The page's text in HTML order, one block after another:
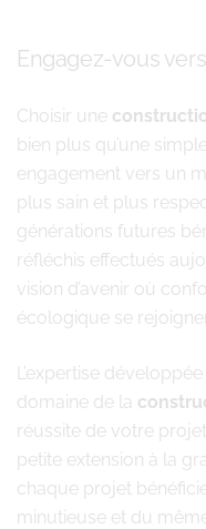
Engagez-vous
Choisir une
bien plus qu’une
engagement vers un
plus sain et plus
générations futures
réfléchis effectués
vision d’avenir où
écologique se
L’expertise
domaine de la
réussite de votre
petite extension à la
chaque projet
minutieuse et du